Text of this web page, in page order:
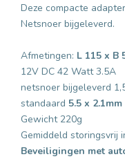
Deze compacte
Netsnoer bijgeleverd.
Afmetingen: L 115 x B
12V DC 42 Watt 3.5A
netsnoer bijgeleverd
standaard 5.5 x
Gewicht 220g
Gemiddeld storingsvrij
Beveiligingen met